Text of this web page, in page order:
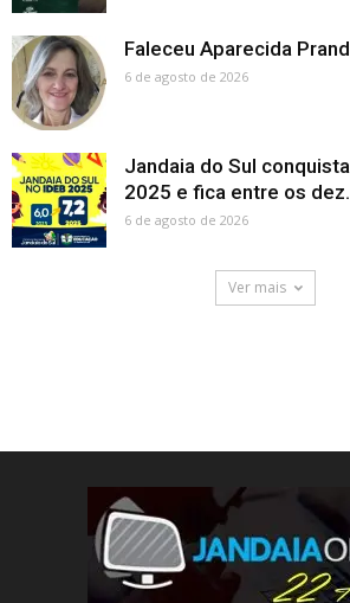
Faleceu Aparecida
6 de agosto de 2026
Jandaia do Sul
2025 e fica entre os
6 de agosto de 2026
Ver mais